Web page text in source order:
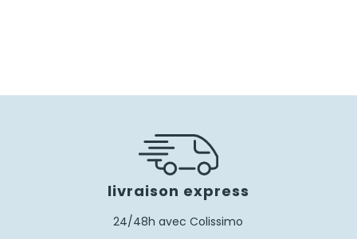
livraison express
24/48h avec Colissimo